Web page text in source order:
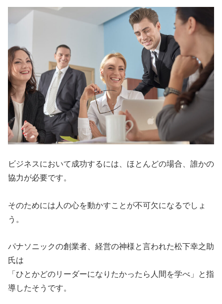
ビジネスにおいて成功するには、ほとんどの場合、誰かの
協力が必要です。
そのためには人の心を動かすことが不可欠になるでしょ
う。
パナソニックの創業者、経営の神様と言われた松下幸之助
氏は
「ひとかどのリーダーになりたかったら人間を学べ」と指
導したそうです。